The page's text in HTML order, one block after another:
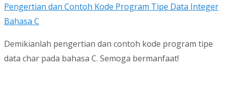
Pengertian dan Contoh Kode Program Tipe Data Integer
Bahasa C
Demikianlah pengertian dan contoh kode program tipe
data char pada bahasa C. Semoga bermanfaat!